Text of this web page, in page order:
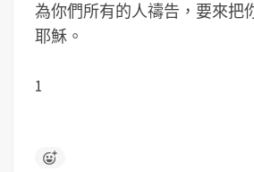
為你們所有的人禱告，要來把
耶穌。
1